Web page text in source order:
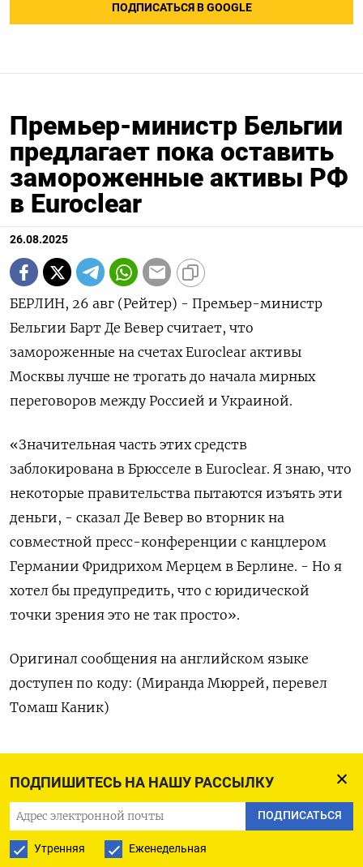
ПОДПИШИТЕСЬ НА НАШУ РАССЫЛКУ
ПОДПИСАТЬСЯ
Утренняя Еженедельная
ПОДПИСАТЬСЯ В GOOGLE
Премьер-министр Бельгии
предлагает пока оставить
замороженные активы РФ
в Euroclear
26.08.2025
БЕРЛИН, 26 авг (Рейтер) - Премьер-министр
Бельгии Барт Де Вевер считает, что
замороженные на счетах Euroclear активы
Москвы лучше не трогать до начала мирных
переговоров между Россией и Украиной.
«Значительная часть этих средств
заблокирована в Брюсселе в Euroclear. Я знаю, что
некоторые правительства пытаются изъять эти
деньги, - сказал Де Вевер во вторник на
совместной пресс-конференции с канцлером
Германии Фридрихом Мерцем в Берлине. - Но я
хотел бы предупредить, что с юридической
точки зрения это не так просто».
Оригинал сообщения на английском языке
доступен по коду: (Миранда Мюррей, перевел
Томаш Каник)
ПОДПИСАТЬСЯ НА ТЕЛЕГРАМ